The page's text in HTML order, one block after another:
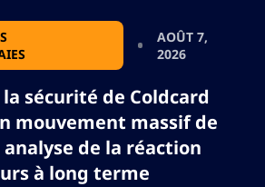
AOÛT 7,
2026
sécurité de Coldcard
mouvement massif de
de la réaction
à long terme